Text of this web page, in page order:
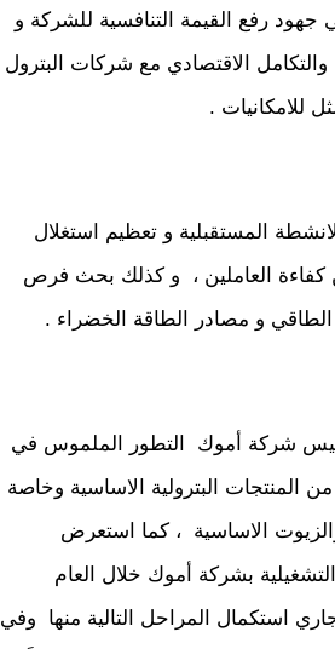
رفع القيمة التنافسية للشركة و
والتكامل الاقتصادي مع شركات البترول
للامكانيات .
المستقبلية و تعظيم استغلال
كفاءة العاملين ، و كذلك بحث فرص
و مصادر الطاقة الخضراء .
شركة أموك التطور الملموس في
المنتجات البترولية الاساسية وخاصة
والزيوت الاساسية ، كما استعرض
بشركة أموك خلال العام
استكمال المراحل التالية منها وفي